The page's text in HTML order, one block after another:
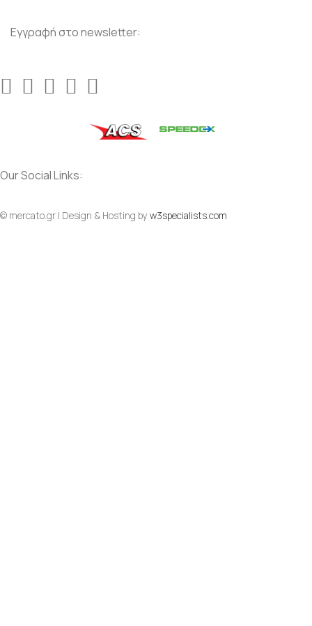
Εγγραφή στο newsletter:
Our Social Links:
© mercato.gr | Design & Hosting by w3specialists.com